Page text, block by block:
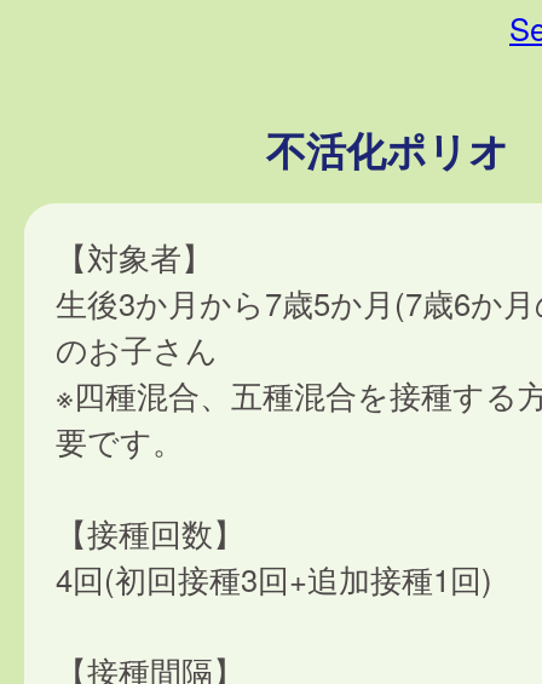
不活化ポリオ
【対象者】
生後3か月から7歳5か月(7歳6か
のお子さん
※四種混合、五種混合を接種する
要です。
【接種回数】
4回(初回接種3回+追加接種1回)
【接種間隔】